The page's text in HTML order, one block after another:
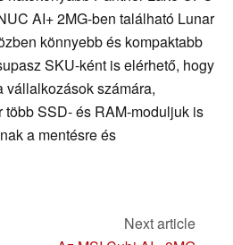
AI+ 2MG-ben található Lunar
könnyebb és kompaktabb
SKU-ként is elérhető, hogy
vállalkozások számára,
SSD- és RAM-moduljuk is
a mentésre és
Next article